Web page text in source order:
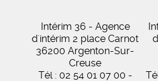
Intérim 36 - Agence
d'intérim 2 place Carnot
36200 Argenton-Sur-
Creuse
Tél : 02 54 01 07 00 -